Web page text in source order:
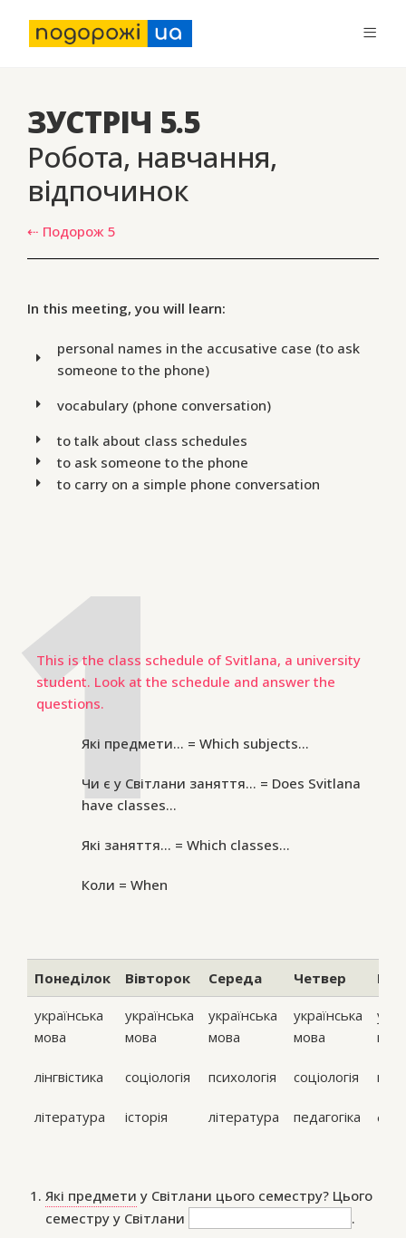
ЗУСТРІЧ 5.5
Робота, навчання,
відпочинок
⇠ Подорож 5
In this meeting, you will learn:
personal names in the accusative case (to ask
someone to the phone)
vocabulary (phone conversation)
to talk about class schedules
to ask someone to the phone
to carry on a simple phone conversation
This is the class schedule of Svitlana, a university
student. Look at the schedule and answer the
questions.
Які предмети… = Which subjects…
Чи є у Світлани заняття… = Does Svitlana
have classes…
Які заняття… = Which classes…
Коли = When
Понеділок Вівторок Середа Четвер
українська
мова
лінгвістика
література
українська
мова
соціологія
історія
українська
мова
психологія
література
українська
мова
соціологія
педагогіка
Які предмети у Світлани цього семестру? Цього
семестру у Світлани
.